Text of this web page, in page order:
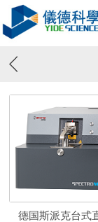
德国斯派克台式